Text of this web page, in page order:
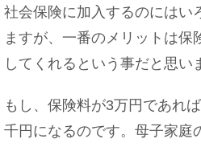
オンリーワンの意
社会保険に加入するのにはい
ますが、一番のメリットは保
してくれるという事だと思い
もし、保険料が3万円であれ
千円になるのです。母子家庭